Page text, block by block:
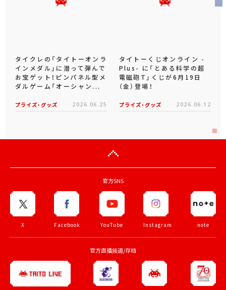
タイクレの「タイトーオンラ
インメダル」に潜って弾んで
お宝ゲット！ピンパネル型メ
ダルゲーム「オーシャン...
プライズ・グッズ 2026.06.25
タイトーくじオンライン -
Plus- に「とある科学の超
電磁砲T」くじが6月19日
（金）登場！
プライズ・グッズ 2026.06.12
官方SNS
X Facebook YouTube Instagram note
官方直播频道/存档